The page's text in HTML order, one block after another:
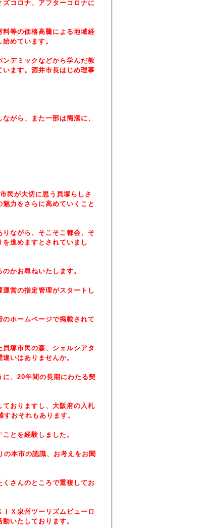
コロナ、アフターコロナに
等の価格高騰による地域経
めています。
デミックなどから学んだ教
ます。酒井市長はじめ理事
がら、また一部は簡潔に、
民が大切に思う貝塚らしさ
力をさらに高めていくこと
ながら、そこそこ都会、そ
進めますとされていまし
かお尋ねいたします。
営の指定管理がスタートし
ホームページで掲載されて
塚市民の森、シェルシアタ
いはありませんか。
、20年間の長期にわたる契
おりますし、大阪府の入札
おそれもあります。
とを経験しました。
本市の認識、お考えをお聞
さんのところで重複してお
Ｘ泉州ツーリズムビューロ
いたしております。